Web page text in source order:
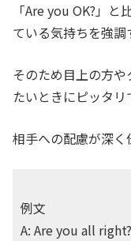
「Are you OK?」
ている気持ちを強調
そのため目上の方
たいときにピッタリ
相手への配慮が深く
例文
A: Are you all